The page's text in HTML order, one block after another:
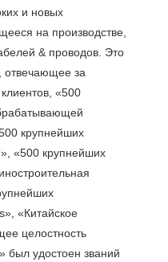
и новых
на производстве,
& проводов. Это
отвечающее за
«500
крупнейших
«500 крупнейших
«Китайское
целостность
был удостоен званий